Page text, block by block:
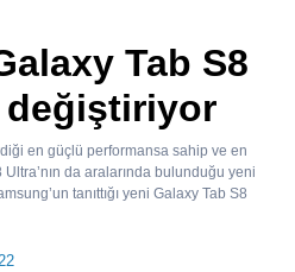
Tab S8
değiştiriyor
en güçlü performansa sahip ve en
da aralarında bulunduğu yeni
tanıttığı yeni Galaxy Tab S8